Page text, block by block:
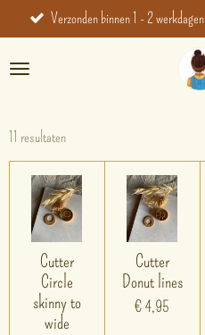
direct
naar
Verzonden binnen 1 - 2 werkdagen
11 resultaten
Cutter
Circle
skinny to
wide
Cutter
Donut lines
€ 4,95